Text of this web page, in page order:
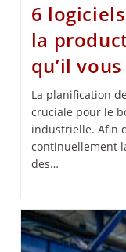
6
la
qu’il
La planification
cruciale pour le
industrielle. Afin
continuellement
des…